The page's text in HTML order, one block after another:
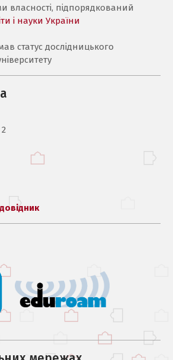
власності, підпорядкований
і науки України
статус дослідницького